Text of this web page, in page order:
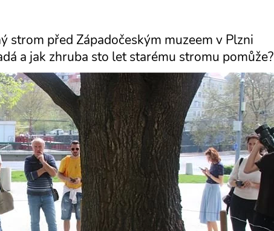
strom před Západočeským muzeem v Plzni
a jak zhruba sto let starému stromu pomůže?